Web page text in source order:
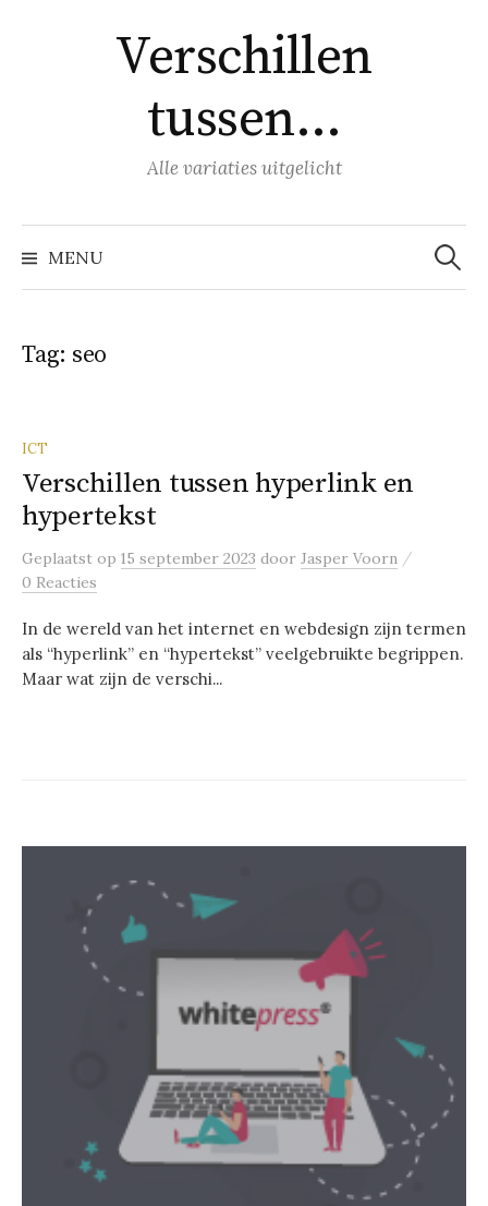
Verschillen
tussen…
Alle variaties uitgelicht
MENU
Zoeken
naar:
Tag: seo
ICT
Verschillen tussen hyperlink en
hypertekst
Geplaatst op 15 september 2023 door Jasper Voorn /
0 Reacties
In de wereld van het internet en webdesign zijn termen
als “hyperlink” en “hypertekst” veelgebruikte begrippen.
Maar wat zijn de verschi...